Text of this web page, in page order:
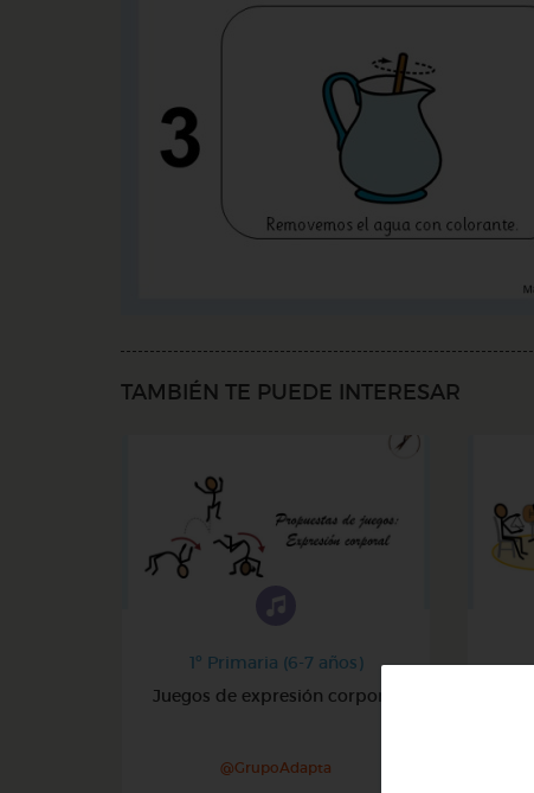
TAMBIÉN TE PUEDE INTERESAR
1º Primaria (6-7 años)
Juegos de expresión corporal
@GrupoAdapta